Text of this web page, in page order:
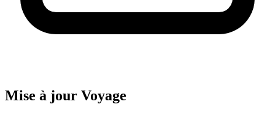
Mise à jour Voyage